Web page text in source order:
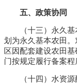
五、政策协同
（十三）永久
划为永久基本农田
区因配套建设农田
门按规定履行备案
（十四）水资